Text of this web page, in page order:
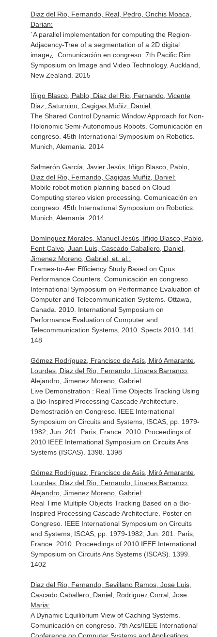
Diaz del Rio, Fernando, Real, Pedro, Onchis Moaca,
Darian:
`A parallel implementation for computing the Region-
Adjacency-Tree of a segmentation of a 2D digital
image¿. Comunicación en congreso. 7th Pacific Rim
Symposium on Image and Video Technology. Auckland,
New Zealand. 2015
Iñigo Blasco, Pablo, Diaz del Rio, Fernando, Vicente
Diaz, Saturnino, Cagigas Muñiz, Daniel:
The Shared Control Dynamic Window Approach for Non-
Holonomic Semi-Autonomous Robots. Comunicación en
congreso. 45th International Symposium on Robotics.
Munich, Alemania. 2014
Salmerón García, Javier Jesús, Iñigo Blasco, Pablo,
Diaz del Rio, Fernando, Cagigas Muñiz, Daniel:
Mobile robot motion planning based on Cloud
Computing stereo vision processing. Comunicación en
congreso. 45th International Symposium on Robotics.
Munich, Alemania. 2014
Domínguez Morales, Manuel Jesús, Iñigo Blasco, Pablo,
Font Calvo, Juan Luis, Cascado Caballero, Daniel,
Jimenez Moreno, Gabriel, et. al.:
Frames-to-Aer Efficiency Study Based on Cpus
Performance Counters. Comunicación en congreso.
International Symposium on Performance Evaluation of
Computer and Telecommunication Systems. Ottawa,
Canada. 2010. International Symposium on
Performance Evaluation of Computer and
Telecommunication Systems, 2010. Spects 2010. 141.
148
Gómez Rodríguez, Francisco de Asís, Miró Amarante,
Lourdes, Diaz del Rio, Fernando, Linares Barranco,
Alejandro, Jimenez Moreno, Gabriel:
Live Demonstration : Real Time Objects Tracking Using
a Bio-Inspired Processing Cascade Architecture.
Demostración en Congreso. IEEE International
Symposium on Circuits and Systems, ISCAS, pp. 1979-
1982, Jun. 201. Paris, France. 2010. Proceedings of
2010 IEEE International Symposium on Circuits Ans
Systems (ISCAS). 1398. 1398
Gómez Rodríguez, Francisco de Asís, Miró Amarante,
Lourdes, Diaz del Rio, Fernando, Linares Barranco,
Alejandro, Jimenez Moreno, Gabriel:
Real Time Multiple Objects Tracking Based on a Bio-
Inspired Processing Cascade Architecture. Poster en
Congreso. IEEE International Symposium on Circuits
and Systems, ISCAS, pp. 1979-1982, Jun. 201. Paris,
France. 2010. Proceedings of 2010 IEEE International
Symposium on Circuits Ans Systems (ISCAS). 1399.
1402
Diaz del Rio, Fernando, Sevillano Ramos, Jose Luis,
Cascado Caballero, Daniel, Rodriguez Corral, Jose
Maria:
A Dynamic Equilibrium View of Caching Systems.
Comunicación en congreso. 7th Acs/IEEE International